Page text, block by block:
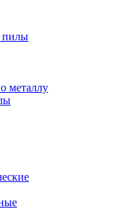
пилы
металлу